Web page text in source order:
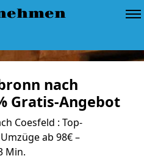
nach
Gratis-Angebot
Coesfeld : Top-
ab 98€ –
Min.